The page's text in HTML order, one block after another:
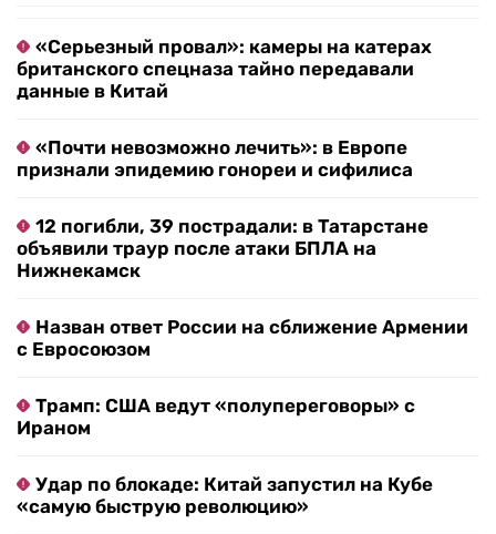
«Серьезный провал»: камеры на катерах
британского спецназа тайно передавали
данные в Китай
«Почти невозможно лечить»: в Европе
признали эпидемию гонореи и сифилиса
12 погибли, 39 пострадали: в Татарстане
объявили траур после атаки БПЛА на
Нижнекамск
Назван ответ России на сближение Армении
с Евросоюзом
Трамп: США ведут «полупереговоры» с
Ираном
Удар по блокаде: Китай запустил на Кубе
«самую быструю революцию»